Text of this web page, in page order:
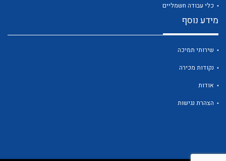
כלי עבודה חשמליים
מידע נוסף
שירותי תמיכה
נקודות מכירה
אודות
הצהרת נגישות